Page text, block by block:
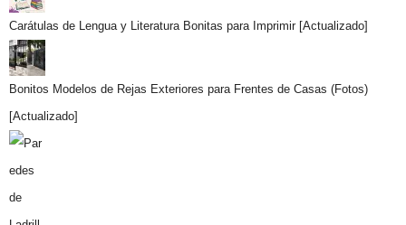
Carátulas de Lengua y Literatura Bonitas para Imprimir [Actualizado]
Bonitos Modelos de Rejas Exteriores para Frentes de Casas (Fotos)
[Actualizado]